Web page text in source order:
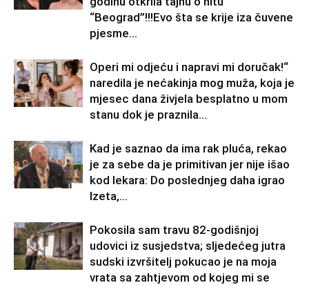
“Beograd”!!!Evo šta se krije iza čuvene
pjesme...
Operi mi odjeću i napravi mi doručak!“
naredila je nećakinja mog muža, koja je
mjesec dana živjela besplatno u mom
stanu dok je praznila...
Kad je saznao da ima rak pluća, rekao
je za sebe da je primitivan jer nije išao
kod lekara: Do poslednjeg daha igrao
Izeta,...
Pokosila sam travu 82-godišnjoj
udovici iz susjedstva; sljedećeg jutra
sudski izvršitelj pokucao je na moja
vrata sa zahtjevom od kojeg mi se